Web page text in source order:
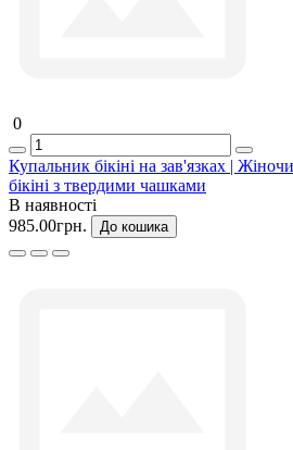
0
Купальник бікіні на зав'язках |
бікіні з твердими чашками
В наявності
985.00грн.
До кошика